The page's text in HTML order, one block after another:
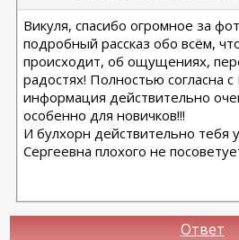
Викуля, спасибо огромное за
подробный рассказ обо всём,
происходит, об ощущениях,
радостях! Полностью согласна с
информация действительно
особенно для новичков!!!
И булхорн действительно тебя
Сергеевна плохого не
Ответ